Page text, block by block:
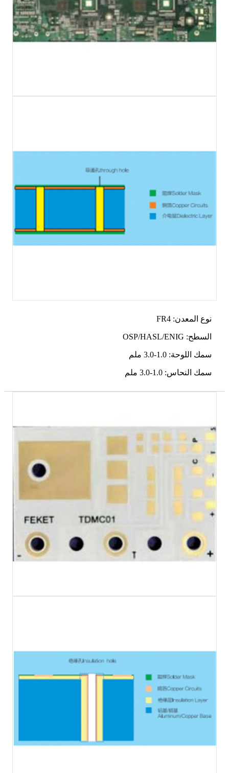
نوع المعدن: FR4
السطح: OSP/HASL/ENIG
سمك اللوحة: 1.0-3.0 ملم
سمك النحاس: 1.0-3.0 ملم